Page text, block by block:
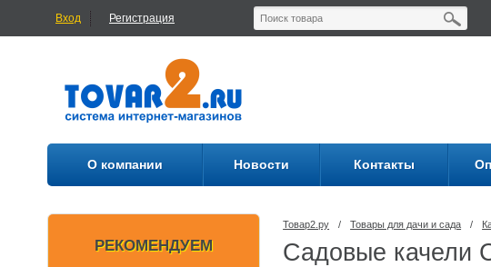
Вход Регистрация
О компании Новости Контакты
Товар2.ру / Товары для дачи и сада /
Садовые качели
РЕКОМЕНДУЕМ